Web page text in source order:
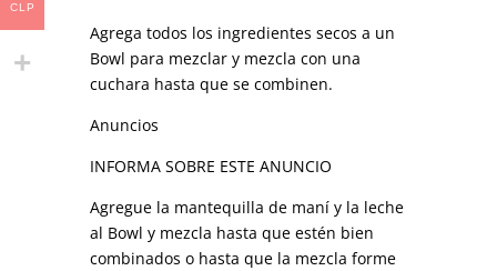
Agrega todos los ingredientes secos a un
Bowl para mezclar y mezcla con una
cuchara hasta que se combinen.
Anuncios
INFORMA SOBRE ESTE ANUNCIO
Agregue la mantequilla de maní y la leche
al Bowl y mezcla hasta que estén bien
combinados o hasta que la mezcla forme
CLP